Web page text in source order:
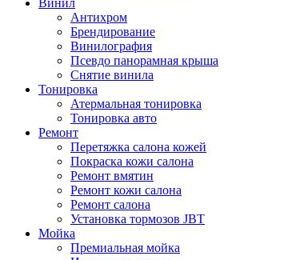
Винил
Антихром
Брендирование
Винилография
Псевдо панорамная крыша
Снятие винила
Тонировка
Атермальная тонировка
Тонировка авто
Ремонт
Перетяжка салона кожей
Покраска кожи салона
Ремонт вмятин
Ремонт кожи салона
Ремонт салона
Установка тормозов JBT
Мойка
Премиальная мойка